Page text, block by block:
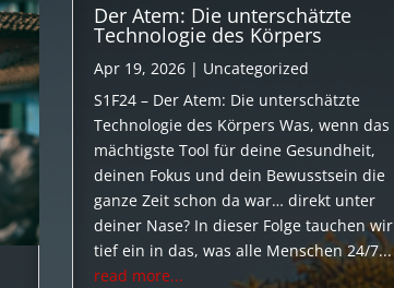
Der Atem: Die unterschätzte
Technologie des Körpers
Apr 19, 2026| Uncategorized
S1F24 – Der Atem: Die unterschätzte
Technologie des Körpers Was, wenn das
mächtigste Tool für deine Gesundheit,
deinen Fokus und dein Bewusstsein die
ganze Zeit schon da war… direkt unter
deiner Nase? In dieser Folge tauchen wir
tief ein in das, was alle Menschen 24/7...
read more...